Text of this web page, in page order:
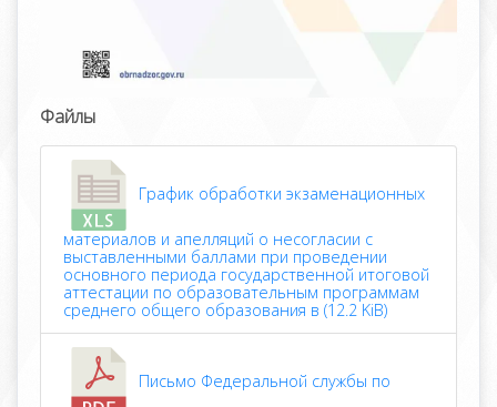
Файлы
График обработки экзаменационных
материалов и апелляций о несогласии с
выставленными баллами при проведении
основного периода государственной итоговой
аттестации по образовательным программам
среднего общего образования в (12.2 KiB)
Письмо Федеральной службы по